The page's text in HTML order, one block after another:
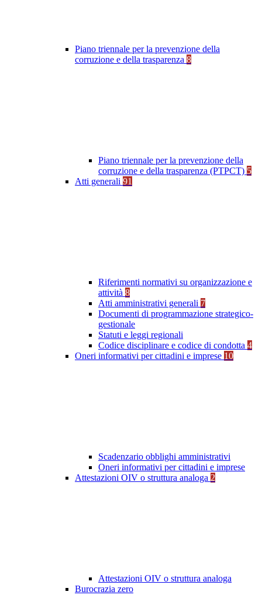
Piano triennale per la prevenzione della
corruzione e della trasparenza 8
Piano triennale per la prevenzione della
corruzione e della trasparenza (PTPCT) 5
Atti generali 91
Riferimenti normativi su organizzazione e
attività 8
Atti amministrativi generali 7
Documenti di programmazione strategico-
gestionale
Statuti e leggi regionali
Codice disciplinare e codice di condotta 4
Oneri informativi per cittadini e imprese 10
Scadenzario obblighi amministrativi
Oneri informativi per cittadini e imprese
Attestazioni OIV o struttura analoga 2
Attestazioni OIV o struttura analoga
Burocrazia zero